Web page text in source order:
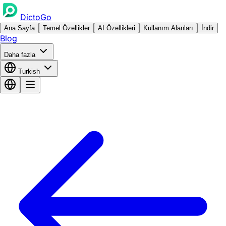
DictoGo
Ana Sayfa Temel Özellikler AI Özellikleri Kullanım Alanları İndir
Blog
Daha fazla
Turkish